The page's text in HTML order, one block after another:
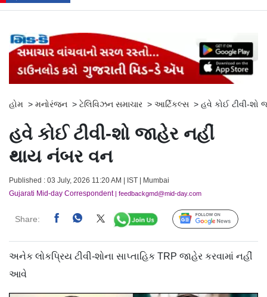
હોમ > મનોરંજન > ટેલિવિઝન સમાચાર > આર્ટિકલ્સ > હવે કોઈ ટીવી-શો
હવે કોઈ ટીવી-શો જાહેર નહીં
થાય નંબર વન
Published : 03 July, 2026 11:20 AM | IST | Mumbai
Gujarati Mid-day Correspondent| feedbackgmd@mid-day.com
Share: Follow Us
અનેક લોકપ્રિય ટીવી-શોના સાપ્તાહિક TRP જાહેર કરવામાં નહીં
આવે